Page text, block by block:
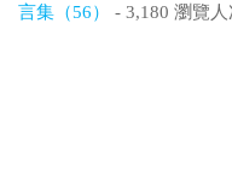
言集（56）
- 3,180 瀏覽人